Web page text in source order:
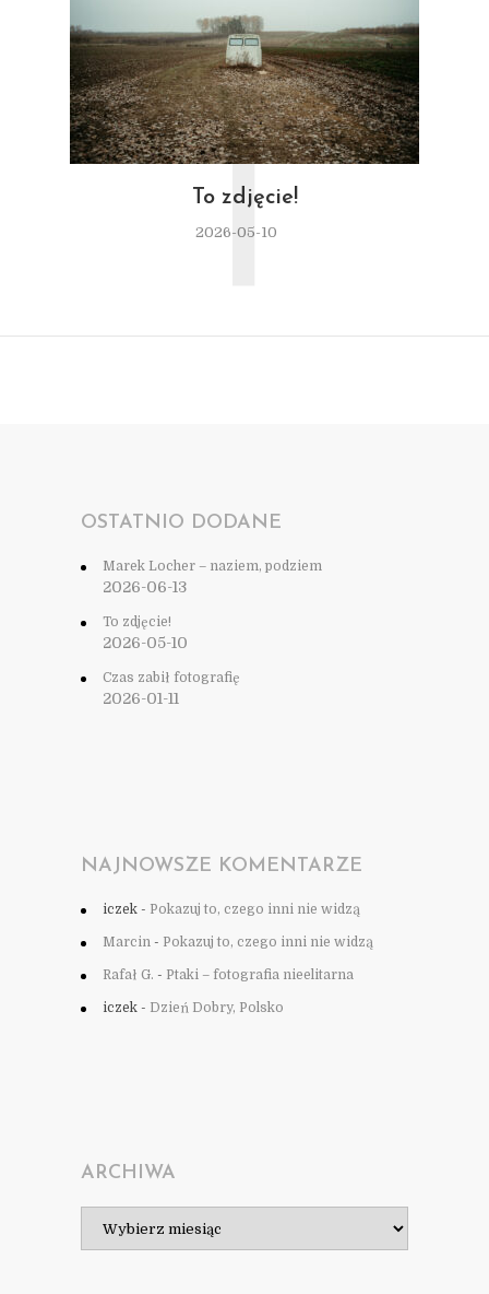
To zdjęcie!
2026-05-10
T
OSTATNIO DODANE
Marek Locher – naziem, podziem
2026-06-13
To zdjęcie!
2026-05-10
Czas zabił fotografię
2026-01-11
NAJNOWSZE KOMENTARZE
iczek - Pokazuj to, czego inni nie widzą
Marcin - Pokazuj to, czego inni nie widzą
Rafał G. - Ptaki – fotografia nieelitarna
iczek - Dzień Dobry, Polsko
ARCHIWA